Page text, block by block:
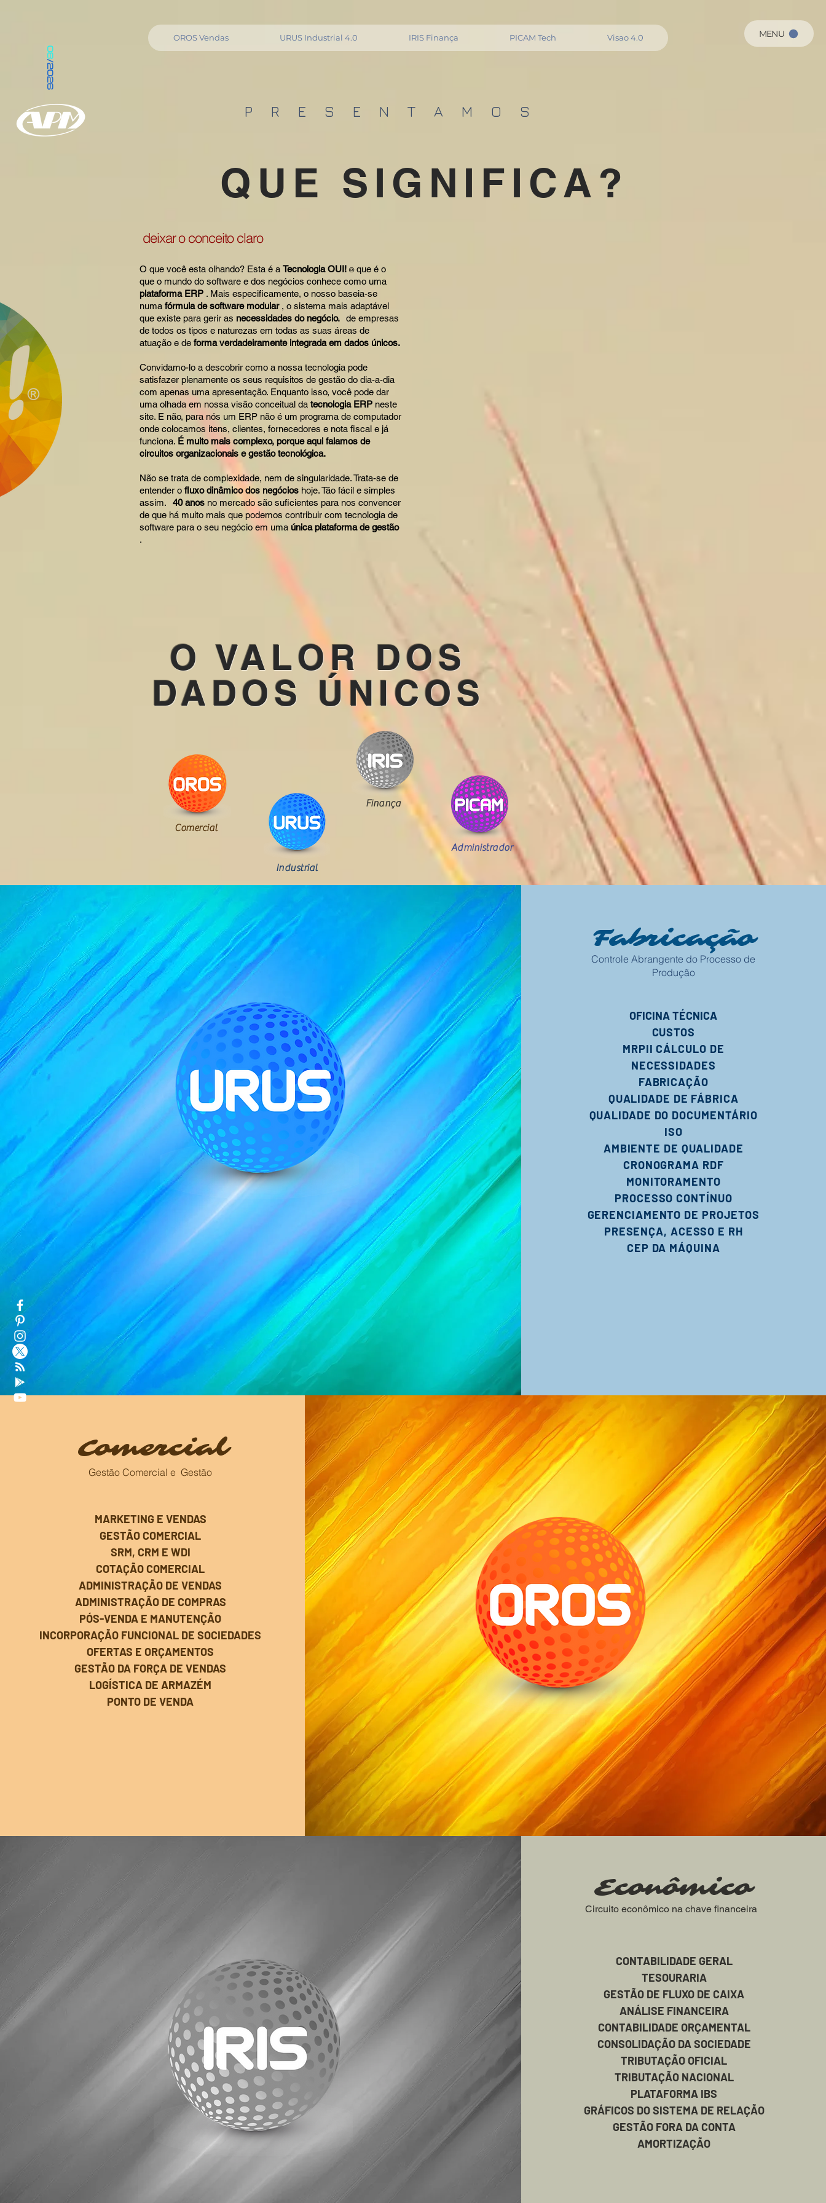
08
/2026
MENU
OROS Vendas URUS Industrial 4.0 IRIS Finança PICAM Tech Visao 4.0
P R E S E N T A M O S
QUE SIGNIFICA?
deixar o conceito claro
O que você esta olhando? Esta é a Tecnologia OUI! ® que é o
que o mundo do software e dos negócios conhece como uma
plataforma ERP . Mais especificamente, o nosso baseia-se
numa fórmula de software modular, o sistema mais adaptável
que existe para gerir as necessidades do negócio. de empresas
de todos os tipos e naturezas em todas as suas áreas de
atuação e de forma verdadeiramente integrada em dados únicos.
Convidamo-lo a descobrir como a nossa tecnologia pode
satisfazer plenamente os seus requisitos de gestão do dia-a-dia
com apenas uma apresentação. Enquanto isso, você pode dar
uma olhada em nossa visão conceitual da tecnologia ERP neste
site. E não, para nós um ERP não é um programa de computador
onde colocamos itens, clientes, fornecedores e nota fiscal e já
funciona. É muito mais complexo, porque aqui falamos de
circuitos organizacionais e gestão tecnológica.
Não se trata de complexidade, nem de singularidade. Trata-se de
entender o fluxo dinâmico dos negócios hoje. Tão fácil e simples
assim.
40 anos no mercado são suficientes para nos convencer
de que há muito mais que podemos contribuir com tecnologia de
software para o seu negócio em uma única plataforma de gestão
.
O VALOR DOS
DADOS ÚNICOS
Comercial
Finança
Administrador
Industrial
Fabricação
Controle Abrangente do Processo de
Produção
OFICINA TÉCNICA
CUSTOS
MRPII CÁLCULO DE
NECESSIDADES
FABRICAÇÃO
QUALIDADE DE FÁBRICA
QUALIDADE DO DOCUMENTÁRIO
ISO
AMBIENTE DE QUALIDADE
CRONOGRAMA RDF
MONITORAMENTO
PROCESSO CONTÍNUO
GERENCIAMENTO DE PROJETOS
PRESENÇA, ACESSO E RH
CEP DA MÁQUINA
Comercial
Gestão Comercial e Gestão
MARKETING E VENDAS
GESTÃO COMERCIAL
SRM, CRM E WDI
COTAÇÃO COMERCIAL
ADMINISTRAÇÃO DE VENDAS
ADMINISTRAÇÃO DE COMPRAS
PÓS-VENDA E MANUTENÇÃO
INCORPORAÇÃO FUNCIONAL DE SOCIEDADES
OFERTAS E ORÇAMENTOS
GESTÃO DA FORÇA DE VENDAS
LOGÍSTICA DE ARMAZÉM
PONTO DE VENDA
Econômico
Circuito econômico na chave financeira
CONTABILIDADE GERAL
TESOURARIA
GESTÃO DE FLUXO DE CAIXA
ANÁLISE FINANCEIRA
CONTABILIDADE ORÇAMENTAL
CONSOLIDAÇÃO DA SOCIEDADE
TRIBUTAÇÃO OFICIAL
TRIBUTAÇÃO NACIONAL
PLATAFORMA IBS
GRÁFICOS DO SISTEMA DE RELAÇÃO
GESTÃO FORA DA CONTA
AMORTIZAÇÃO